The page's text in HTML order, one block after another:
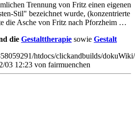
Trennung von Fritz einen eigenen
Stil" bezeichnet wurde, (konzentrierte
die Asche von Fritz nach Pforzheim …
die Gestalttherapie sowie Gestalt
htdocs/clickandbuilds/
03 12:23 von fairmuenchen